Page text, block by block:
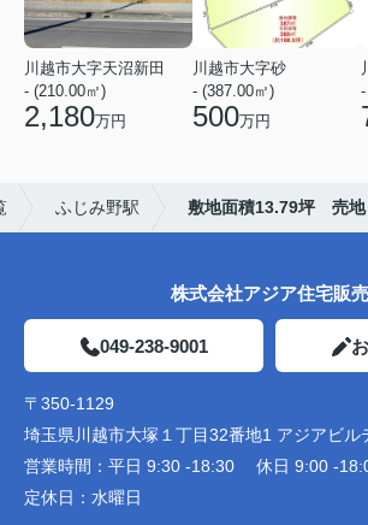
川越市大字天沼新田
- (210.00㎡)
2,180万円
川越市大字砂
- (387.00㎡)
500万円
ふじみ野駅 敷地面積13.79坪 売
株式会社アジア住宅販売
049-238-9001
〒350-1129
埼玉県川越市大塚１丁目32番地1 アジアビル
営業時間： 平日 9:30 -18:30 休日 9:00 -
定休日： 水曜日